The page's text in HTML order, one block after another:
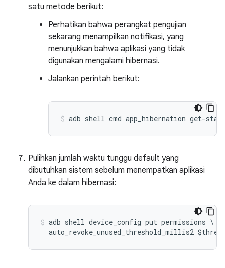
satu metode berikut:
Perhatikan bahwa perangkat pengujian
sekarang menampilkan notifikasi, yang
menunjukkan bahwa aplikasi yang tidak
digunakan mengalami hibernasi.
Jalankan perintah berikut:
adb shell cmd app_hibernation get-
Pulihkan jumlah waktu tunggu default yang
dibutuhkan sistem sebelum menempatkan aplikasi
Anda ke dalam hibernasi:
adb shell device_config put permissions \